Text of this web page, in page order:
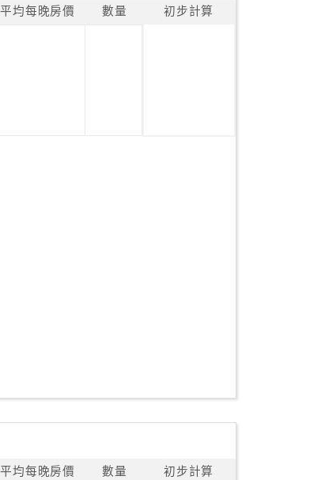
平均每晚房價 數量 初步計算
平均每晚房價 數量 初步計算